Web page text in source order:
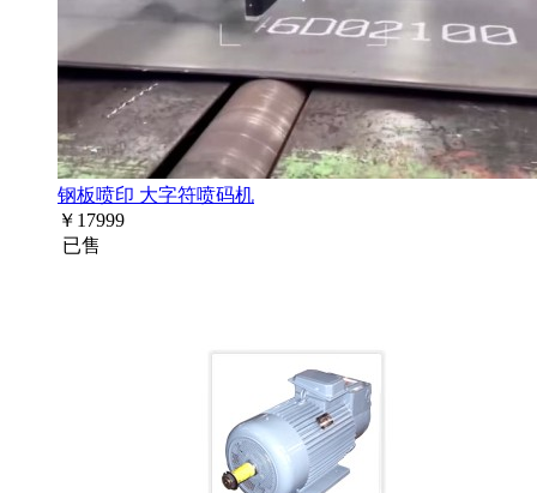
钢板喷印 大字符喷码机
￥ 17999
已售